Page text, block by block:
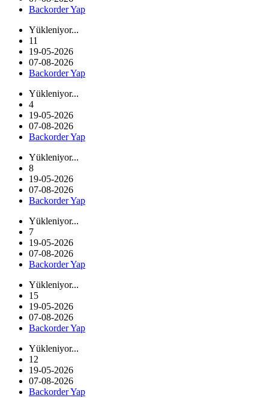
Backorder Yap
Yükleniyor...
11
19-05-2026
07-08-2026
Backorder Yap
Yükleniyor...
4
19-05-2026
07-08-2026
Backorder Yap
Yükleniyor...
8
19-05-2026
07-08-2026
Backorder Yap
Yükleniyor...
7
19-05-2026
07-08-2026
Backorder Yap
Yükleniyor...
15
19-05-2026
07-08-2026
Backorder Yap
Yükleniyor...
12
19-05-2026
07-08-2026
Backorder Yap